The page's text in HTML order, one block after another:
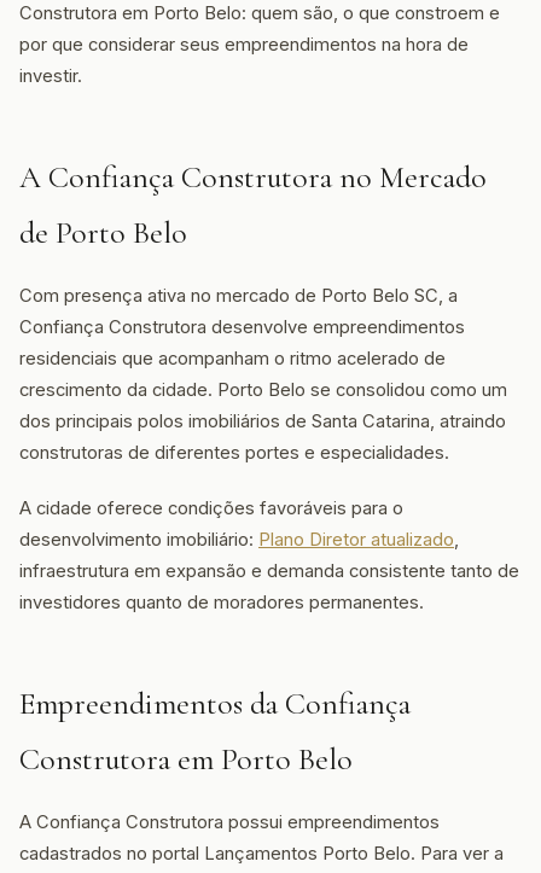
Construtora em Porto Belo: quem são, o que constroem e
por que considerar seus empreendimentos na hora de
investir.
A Confiança Construtora no Mercado
de Porto Belo
Com presença ativa no mercado de Porto Belo SC, a
Confiança Construtora desenvolve empreendimentos
residenciais que acompanham o ritmo acelerado de
crescimento da cidade. Porto Belo se consolidou como um
dos principais polos imobiliários de Santa Catarina, atraindo
construtoras de diferentes portes e especialidades.
A cidade oferece condições favoráveis para o
desenvolvimento imobiliário: Plano Diretor atualizado,
infraestrutura em expansão e demanda consistente tanto de
investidores quanto de moradores permanentes.
Empreendimentos da Confiança
Construtora em Porto Belo
A Confiança Construtora possui empreendimentos
cadastrados no portal Lançamentos Porto Belo. Para ver a